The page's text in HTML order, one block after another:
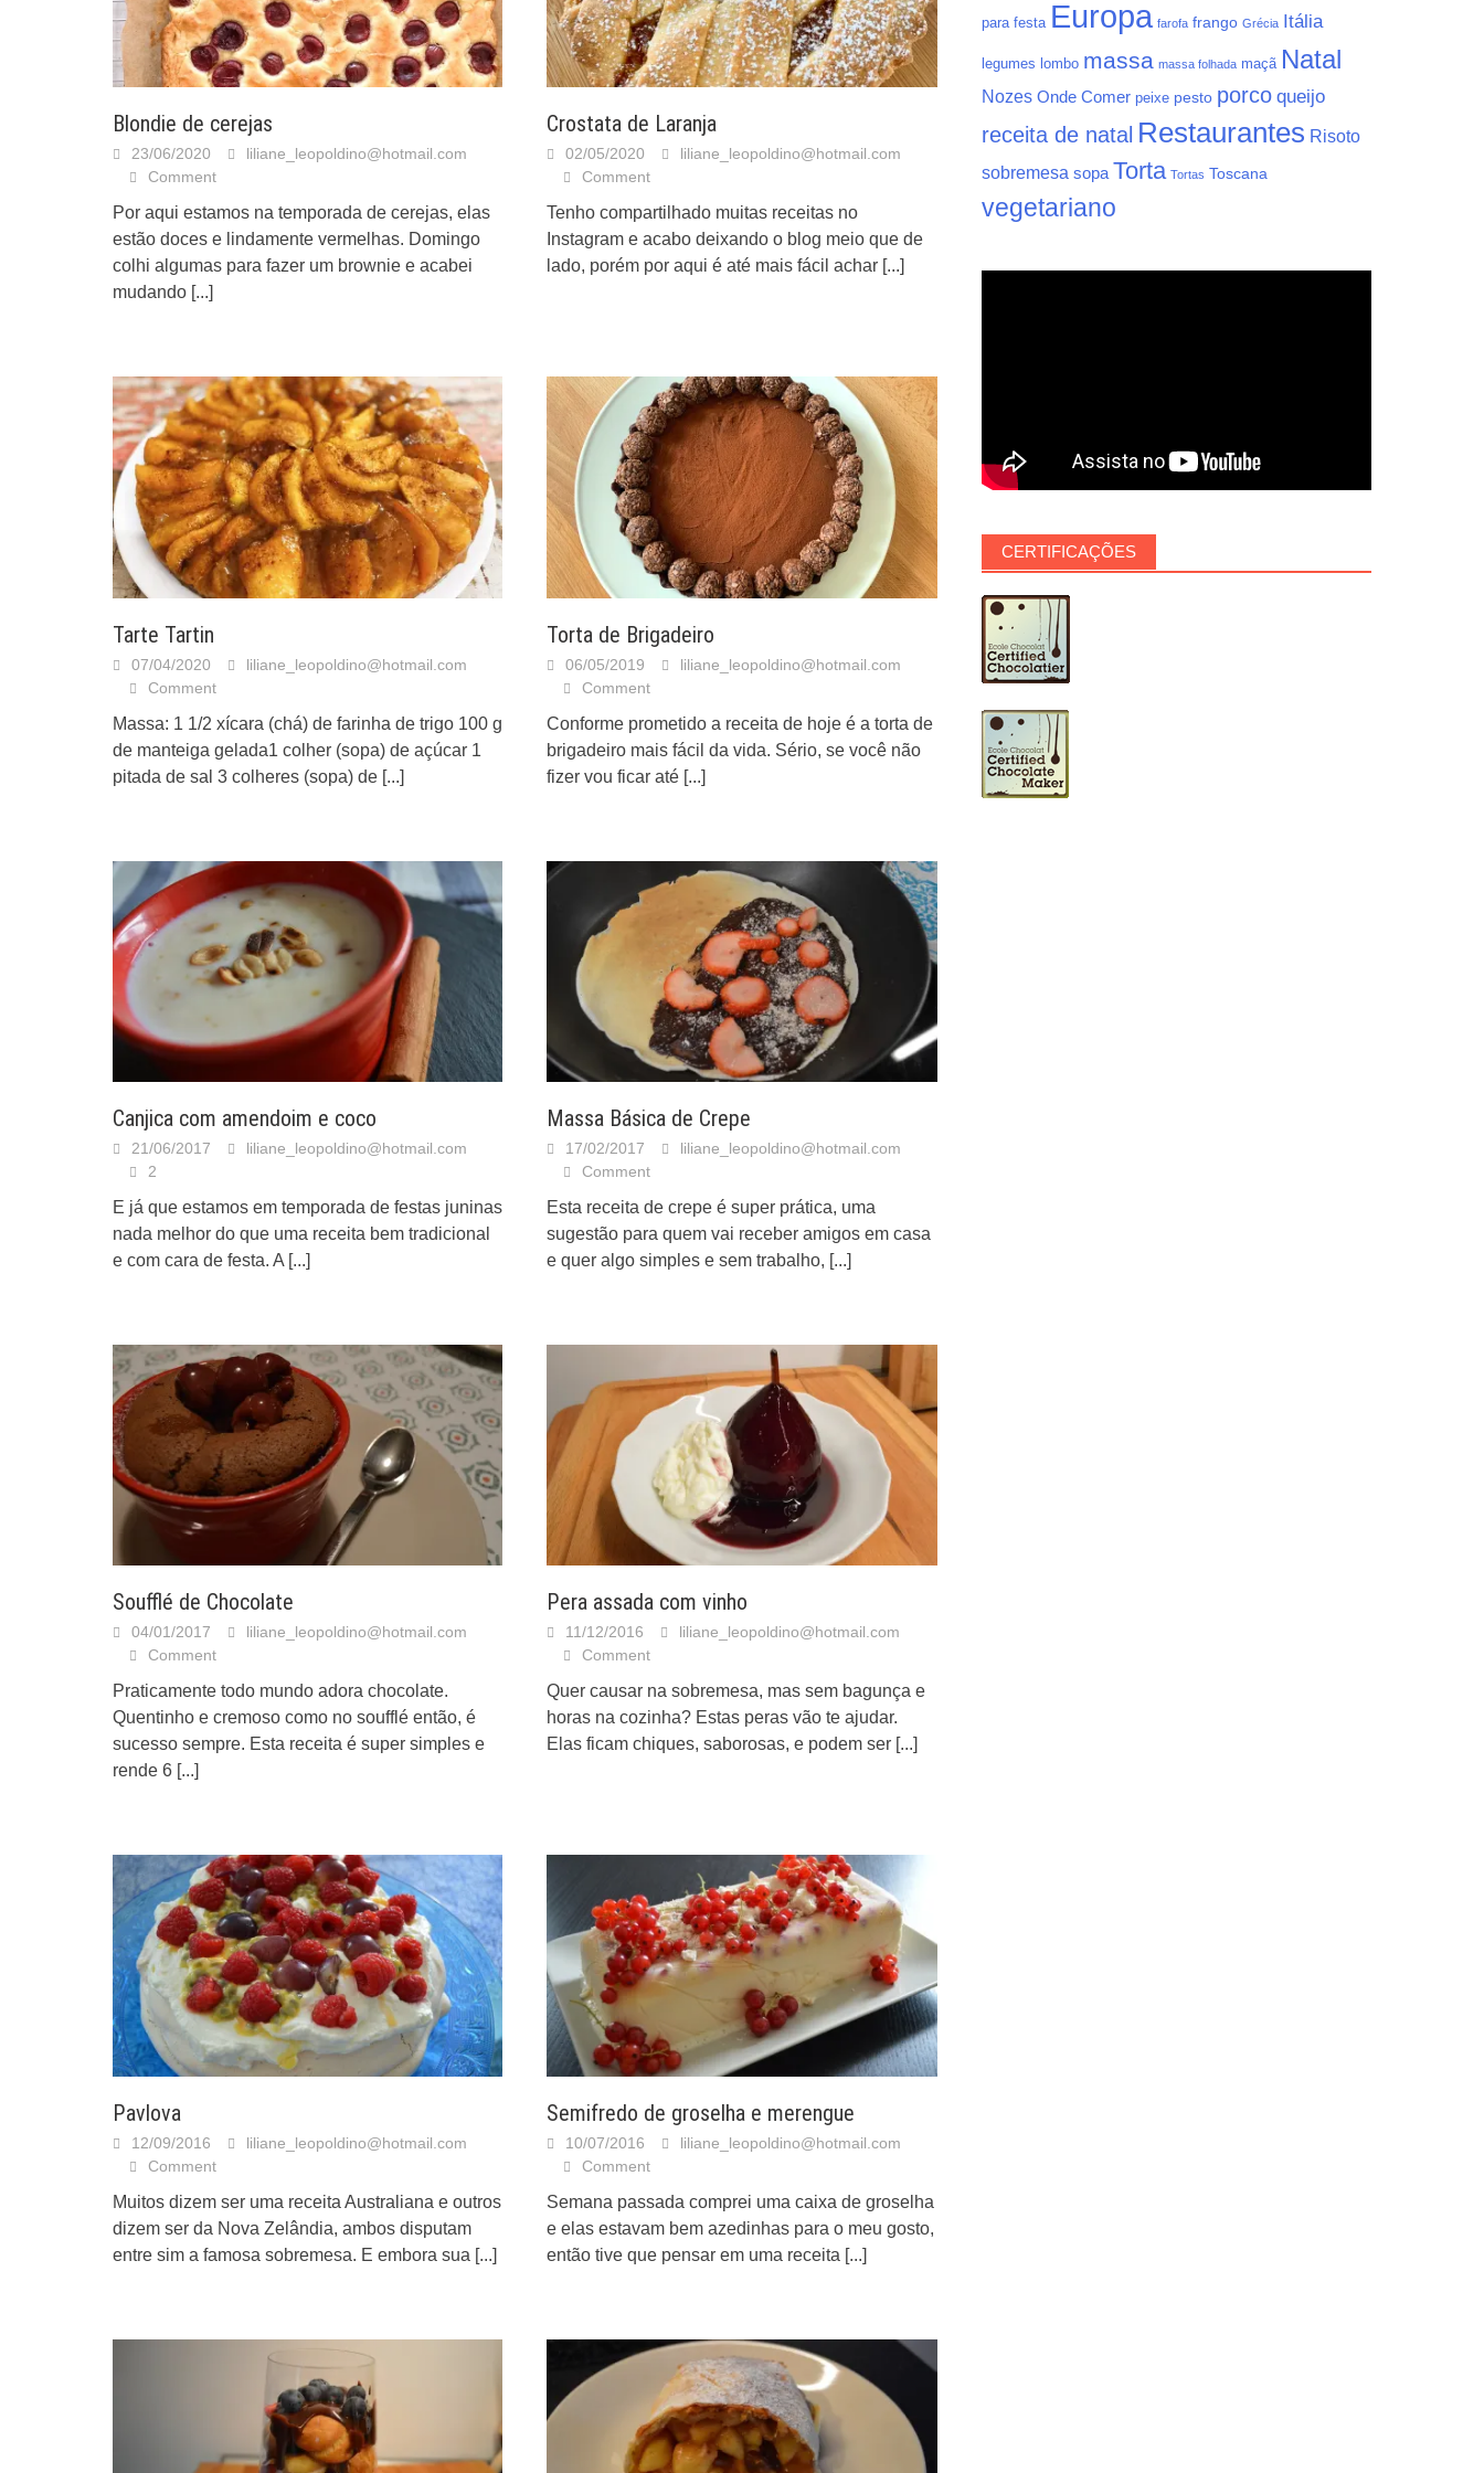
Blondie de cerejas
23/06/2020
liliane_leopoldino@hotmail.com
Comment
Por aqui estamos na temporada de cerejas, elas
estão doces e lindamente vermelhas. Domingo
colhi algumas para fazer um brownie e acabei
mudando [...]
Crostata de Laranja
02/05/2020
liliane_leopoldino@hotmail.com
Comment
Tenho compartilhado muitas receitas no
Instagram e acabo deixando o blog meio que de
lado, porém por aqui é até mais fácil achar [...]
Tarte Tartin
07/04/2020
liliane_leopoldino@hotmail.com
Comment
Massa: 1 1/2 xícara (chá) de farinha de trigo 100 g
de manteiga gelada1 colher (sopa) de açúcar 1
pitada de sal 3 colheres (sopa) de [...]
Torta de Brigadeiro
06/05/2019
liliane_leopoldino@hotmail.com
Comment
Conforme prometido a receita de hoje é a torta de
brigadeiro mais fácil da vida. Sério, se você não
fizer vou ficar até [...]
Canjica com amendoim e coco
21/06/2017
liliane_leopoldino@hotmail.com
2
E já que estamos em temporada de festas juninas
nada melhor do que uma receita bem tradicional
e com cara de festa. A [...]
Massa Básica de Crepe
17/02/2017
liliane_leopoldino@hotmail.com
Comment
Esta receita de crepe é super prática, uma
sugestão para quem vai receber amigos em casa
e quer algo simples e sem trabalho, [...]
Soufflé de Chocolate
04/01/2017
liliane_leopoldino@hotmail.com
Comment
Praticamente todo mundo adora chocolate.
Quentinho e cremoso como no soufflé então, é
sucesso sempre. Esta receita é super simples e
rende 6 [...]
Pera assada com vinho
11/12/2016
liliane_leopoldino@hotmail.com
Comment
Quer causar na sobremesa, mas sem bagunça e
horas na cozinha? Estas peras vão te ajudar.
Elas ficam chiques, saborosas, e podem ser [...]
Pavlova
12/09/2016
liliane_leopoldino@hotmail.com
Comment
Muitos dizem ser uma receita Australiana e outros
dizem ser da Nova Zelândia, ambos disputam
entre sim a famosa sobremesa. E embora sua [...]
Semifredo de groselha e merengue
10/07/2016
liliane_leopoldino@hotmail.com
Comment
Semana passada comprei uma caixa de groselha
e elas estavam bem azedinhas para o meu gosto,
então tive que pensar em uma receita [...]
para festa Europa farofa frango Grécia Itália
legumes lombo massa massa folhada maçã Natal
Nozes Onde Comer peixe pesto porco queijo
receita de natal Restaurantes Risoto
sobremesa sopa Torta Tortas Toscana
vegetariano
CERTIFICAÇÕES